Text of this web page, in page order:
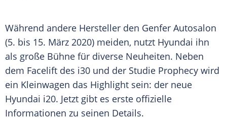
Während andere Hersteller den Genfer Autosalon
(5. bis 15. März 2020) meiden, nutzt Hyundai ihn
als große Bühne für diverse Neuheiten. Neben
dem Facelift des i30 und der Studie Prophecy wird
ein Kleinwagen das Highlight sein: der neue
Hyundai i20. Jetzt gibt es erste offizielle
Informationen zu seinen Details.